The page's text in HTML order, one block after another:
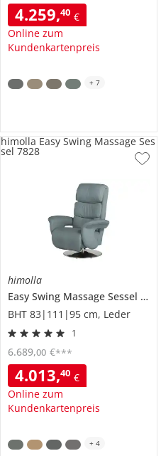
4.259,40 €
Online zum
Kundenkartenpreis
+ 7
himolla
Easy Swing Massage Sessel
7828
BHT 83|111|95 cm, Leder
1
4.013,40 €
Online zum
Kundenkartenpreis
6.689,00 €***
himolla Easy Swing Massage Ses
sel 7828
+ 4